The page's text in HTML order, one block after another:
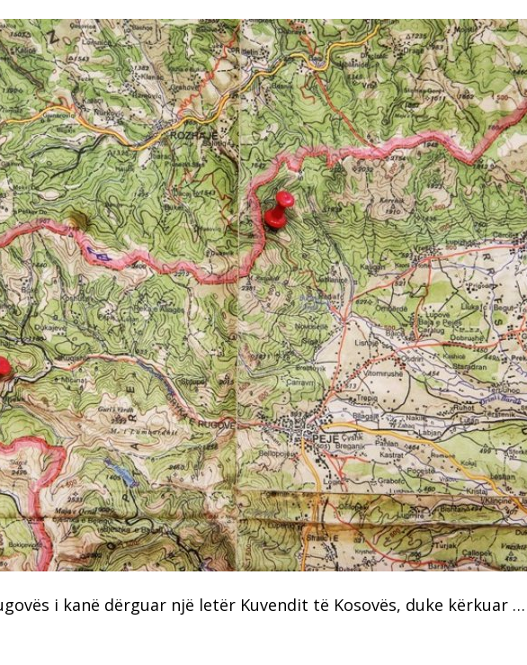
i kanë dërguar një letër Kuvendit të Kosovës, duke kërkuar …